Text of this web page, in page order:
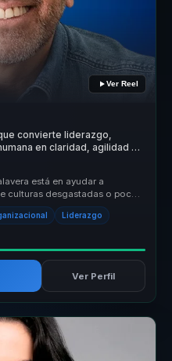
Ver Reel
convierte liderazgo,
en claridad, agilidad y
está en ayudar a
culturas desgastadas o poco
Liderazgo
Ver Perfil